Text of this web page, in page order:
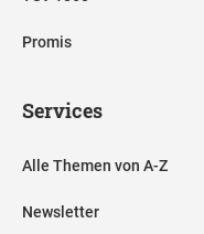
Promis
Services
Alle Themen von A-Z
Newsletter